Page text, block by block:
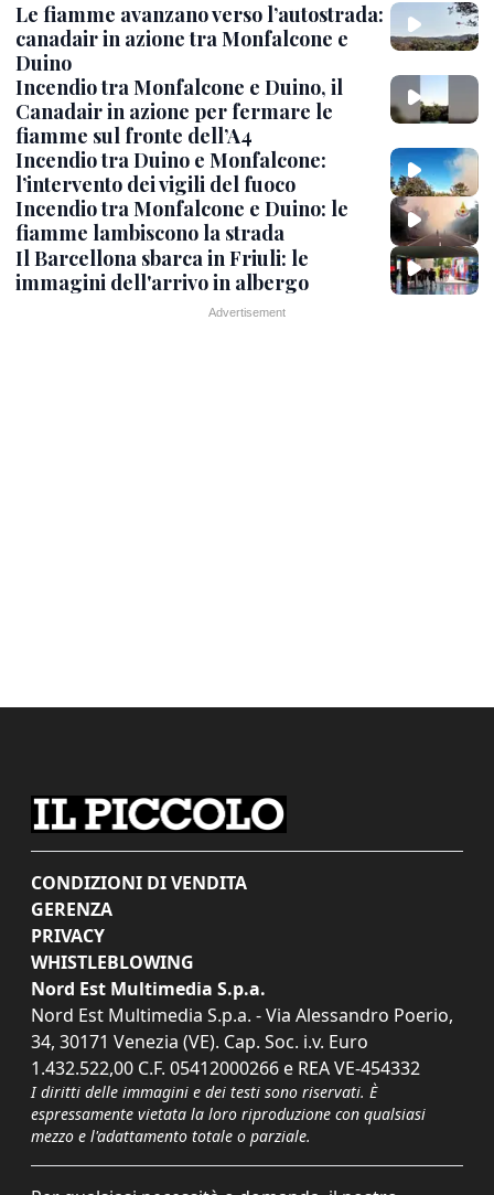
Le fiamme avanzano verso l’autostrada:
canadair in azione tra Monfalcone e
Duino
Incendio tra Monfalcone e Duino, il
Canadair in azione per fermare le
fiamme sul fronte dell’A4
Incendio tra Duino e Monfalcone:
l’intervento dei vigili del fuoco
Incendio tra Monfalcone e Duino: le
fiamme lambiscono la strada
Il Barcellona sbarca in Friuli: le
immagini dell'arrivo in albergo
CONDIZIONI DI VENDITA
GERENZA
PRIVACY
WHISTLEBLOWING
Nord Est Multimedia S.p.a.
Nord Est Multimedia S.p.a. - Via Alessandro Poerio,
34, 30171 Venezia (VE). Cap. Soc. i.v. Euro
1.432.522,00 C.F. 05412000266 e REA VE-454332
I diritti delle immagini e dei testi sono riservati. È
espressamente vietata la loro riproduzione con qualsiasi
mezzo e l'adattamento totale o parziale.